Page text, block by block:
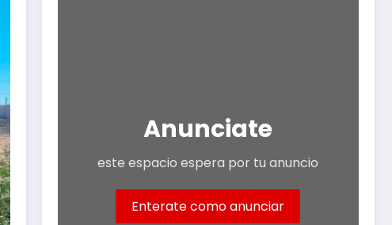
Anunciate
este espacio espera por tu anuncio
Enterate como anunciar